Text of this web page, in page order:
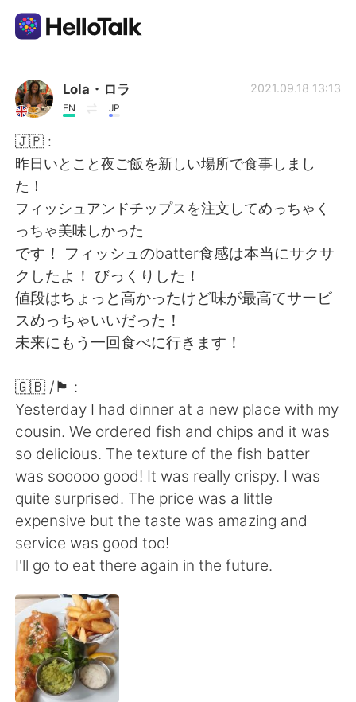
Language Exchange App
AI Grammar Checker
English
简体中文
Español العربية
Français Deutsch
Русский
Indonesia Italiano
Türkçe Tiếng Việt
Português
Lola・ロラ
EN JP
2021.09.18 13:13
🇯🇵 :
昨日いとこと夜ご飯を新しい場所で食事しまし
た！
フィッシュアンドチップスを注文してめっちゃく
っちゃ美味しかった
です！ フィッシュのbatter食感は本当にサクサ
クしたよ！ びっくりした！
値段はちょっと高かったけど味が最高てサービ
スめっちゃいいだった！
未来にもう一回食べに行きます！
🇬🇧 /🏴󠁧󠁢󠁥󠁮󠁧󠁿 :
Yesterday I had dinner at a new place with my
cousin. We ordered fish and chips and it was
so delicious. The texture of the fish batter
was sooooo good! It was really crispy. I was
quite surprised. The price was a little
expensive but the taste was amazing and
service was good too!
I'll go to eat there again in the future.